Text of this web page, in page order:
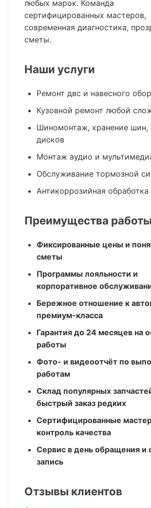
любых марок. Команда
сертифицированных мастеров,
современная диагностика,
сметы.
Наши услуги
Ремонт двс и навесного
Кузовной ремонт любой
Шиномонтаж, хранение шин,
дисков
Монтаж аудио и
Обслуживание тормозной
Антикоррозийная обработка
Преимущества
Фиксированные цены и
сметы
Программы лояльности и
корпоративное
Бережное отношение к
премиум-класса
Гарантия до 24 месяцев на
работы
Фото- и видеоотчёт по
работам
Склад популярных
быстрый заказ редких
Сертифицированные
контроль качества
Сервис в день обращения и
запись
Отзывы клиентов